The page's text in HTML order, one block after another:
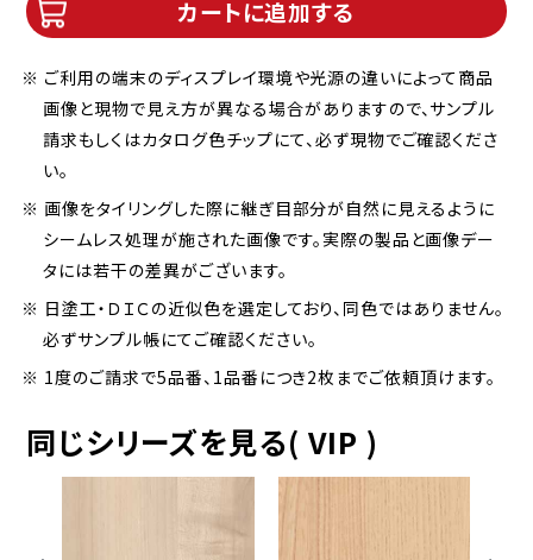
カートに追加する
※ ご利用の端末のディスプレイ環境や光源の違いによって商品
画像と現物で見え方が異なる場合がありますので、サンプル
請求もしくはカタログ色チップにて、必ず現物でご確認くださ
い。
※ 画像をタイリングした際に継ぎ目部分が自然に見えるように
シームレス処理が施された画像です。実際の製品と画像デー
タには若干の差異がございます。
※ 日塗工・ＤＩＣの近似色を選定しており、同色ではありません。
必ずサンプル帳にてご確認ください。
※ 1度のご請求で5品番、1品番につき2枚までご依頼頂けます。
同じシリーズを見る( VIP )